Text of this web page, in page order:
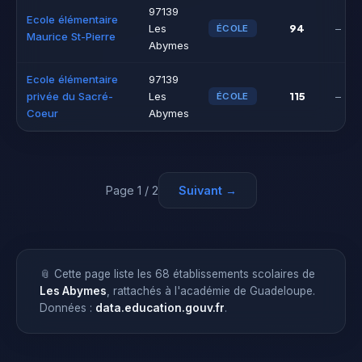
Ecole élémentaire
Maurice St-Pierre
97139
Les
Abymes
ÉCOLE 94 –
Ecole élémentaire
privée du Sacré-
Coeur
97139
Les
Abymes
ÉCOLE 115 –
Page 1 / 2 Suivant →
📎 Cette page liste les 68 établissements scolaires de
Les Abymes , rattachés à l'académie de Guadeloupe.
Données : data.education.gouv.fr.